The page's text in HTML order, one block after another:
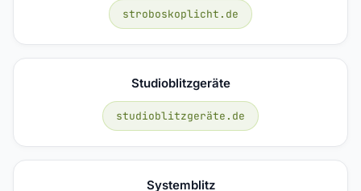
stroboskoplicht.de
Studioblitzgeräte
studioblitzgeräte.de
Systemblitz